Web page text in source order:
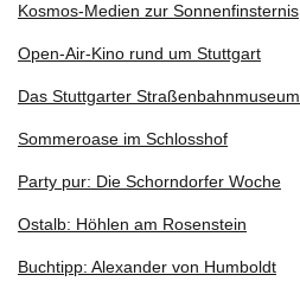
Kosmos-Medien zur Sonnenfinsternis
Open-Air-Kino rund um Stuttgart
Das Stuttgarter Straßenbahnmuseum
Sommeroase im Schlosshof
Party pur: Die Schorndorfer Woche
Ostalb: Höhlen am Rosenstein
Buchtipp: Alexander von Humboldt